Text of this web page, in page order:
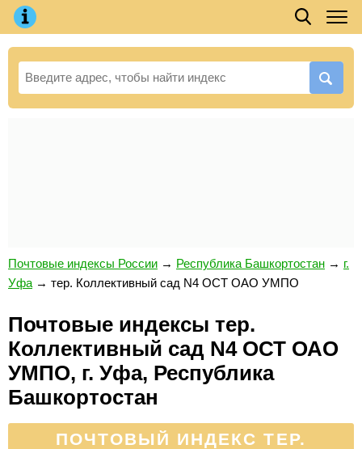
Почтовые индексы России → Республика Башкортостан → г.
Уфа → тер. Коллективный сад N4 ОСТ ОАО УМПО
Почтовые индексы тер.
Коллективный сад N4 ОСТ ОАО
УМПО, г. Уфа, Республика
Башкортостан
ПОЧТОВЫЙ ИНДЕКС ТЕР.